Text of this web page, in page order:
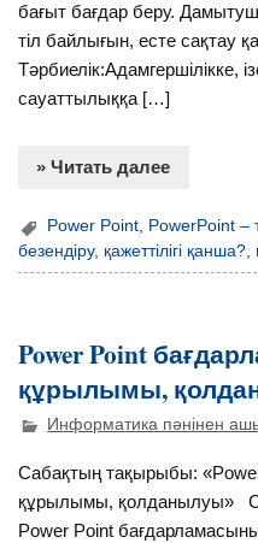
бағыт бағдар беру.
тіл байлығын, есте
Тәрбиелік:Адамгершілікке,
сауаттылыққа […]
» Читать далее
Power Point, PowerPoint –
безендіру, қажеттілігі қанша?
Power Point
құрылымы,
Информатика пәнінен
Сабақтың тақырыбы:
құрылымы, қолданылуы»
Power Point